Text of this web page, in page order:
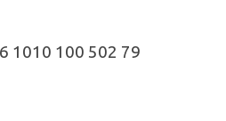
1010 100 502 79